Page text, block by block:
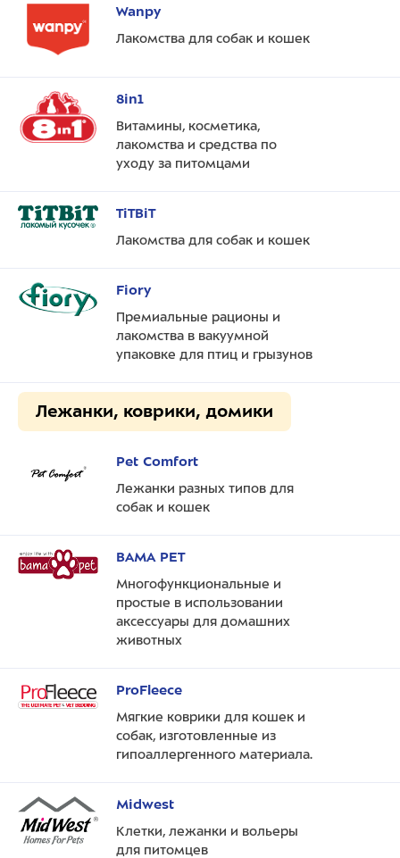
Wanpy
Лакомства для собак и кошек
8in1
Витамины, косметика,
лакомства и средства по
уходу за питомцами
TiTBiT
Лакомства для собак и кошек
Fiory
Премиальные рационы и
лакомства в вакуумной
упаковке для птиц и грызунов
Лежанки, коврики, домики
Pet Comfort
Лежанки разных типов для
собак и кошек
BAMA PET
Многофункциональные и
простые в использовании
аксессуары для домашних
животных
ProFleece
Мягкие коврики для кошек и
собак, изготовленные из
гипоаллергенного материала.
Midwest
Клетки, лежанки и вольеры
для питомцев